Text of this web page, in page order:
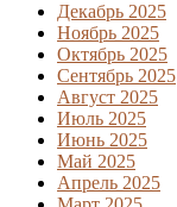
Декабрь 2025
Ноябрь 2025
Октябрь 2025
Сентябрь 2025
Август 2025
Июль 2025
Июнь 2025
Май 2025
Апрель 2025